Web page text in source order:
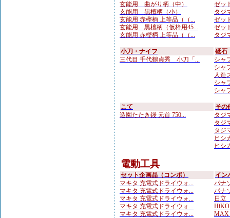
玄能用 曲がり柄（中）
玄能用 黒檀柄（小）
玄能用 赤樫柄 上等品（（...
玄能用 黒檀柄（仮枠用45...
玄能用 赤樫柄 上等品（（...
ゼッ
タジ
ゼッ
ゼッ
タジ
小刀・ナイフ
三代目 千代鶴貞秀 小刀「...
砥石
シャ
シャ
人
シャ
シャ
こて
造園たたき鏝 元首 750...
その
タジ
タジ
タジ
ヒシ
ヒシ
電動工具
セット企画品（コンボ）
マキタ 充電式ドライウォ...
マキタ 充電式ドライウォ...
マキタ 充電式ドライウォ...
マキタ 充電式ドライウォ...
マキタ 充電式ドライウォ...
イン
パナ
パナ
日立
MAX